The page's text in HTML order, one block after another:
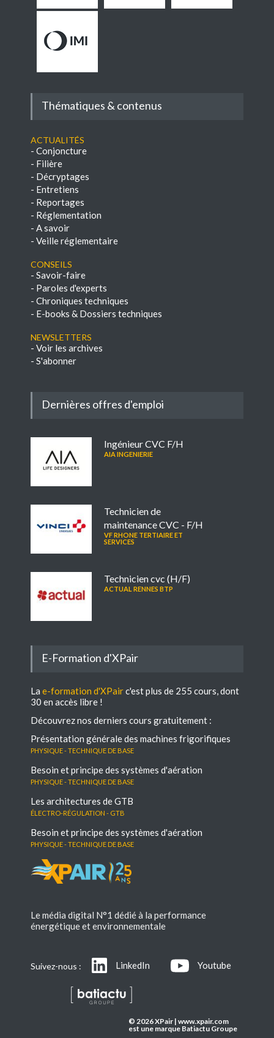
Thématiques & contenus
Actualités
- Conjoncture
- Filière
- Décryptages
- Entretiens
- Reportages
- Réglementation
- A savoir
- Veille réglementaire
Conseils
- Savoir-faire
- Paroles d'experts
- Chroniques techniques
- E-books & Dossiers techniques
NEWSLETTERS
- Voir les archives
- S'abonner
Dernières offres d'emploi
Ingénieur CVC F/H
AIA INGENIERIE
Technicien de
maintenance CVC - F/H
VF RHONE TERTIAIRE ET
SERVICES
Technicien cvc (H/F)
ACTUAL RENNES BTP
E-Formation d'XPair
La e-formation d'XPairc'est plus de 255 cours, dont
30 en accès libre !
Découvrez nos derniers cours gratuitement :
Présentation générale des machines frigorifiques
Physique - Technique de base
Besoin et principe des systèmes d'aération
Physique - Technique de base
Les architectures de GTB
électro-régulation - GTB
Besoin et principe des systèmes d'aération
Physique - Technique de base
Le média digital N°1 dédié à la performance
énergétique et environnementale
Suivez-nous : LinkedIn Youtube
© 2026 XPair | www.xpair.com
est une marque Batiactu Groupe